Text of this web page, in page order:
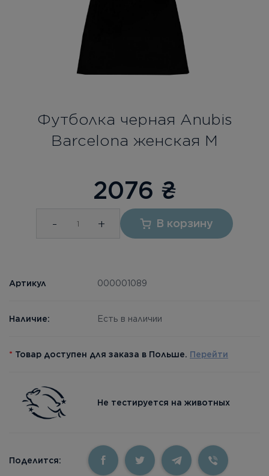
Бесплатная консультация
Вход/Регистрация
Футболка черная Anubis
Barcelona женская М
2076 ₴
- + В корзину
Артикул 000001089
Наличие: Есть в наличии
* Товар доступен для заказа в Польше. Перейти
Не тестируется на животных
Поделится: